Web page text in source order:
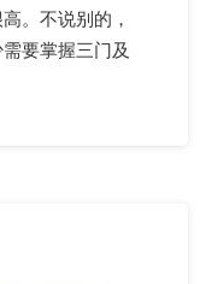
。不说别的，
要掌握三门及